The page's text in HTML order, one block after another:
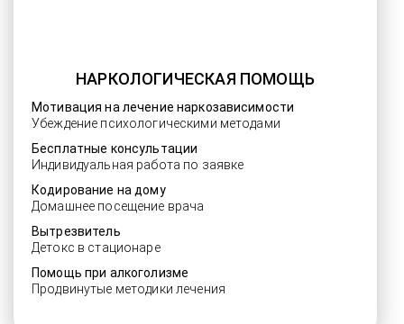
НАРКОЛОГИЧЕСКАЯ ПОМОЩЬ
Мотивация на лечение наркозависимости
Убеждение психологическими методами
Бесплатные консультации
Индивидуальная работа по заявке
Кодирование на дому
Домашнее посещение врача
Вытрезвитель
Детокс в стационаре
Помощь при алкоголизме
Продвинутые методики лечения